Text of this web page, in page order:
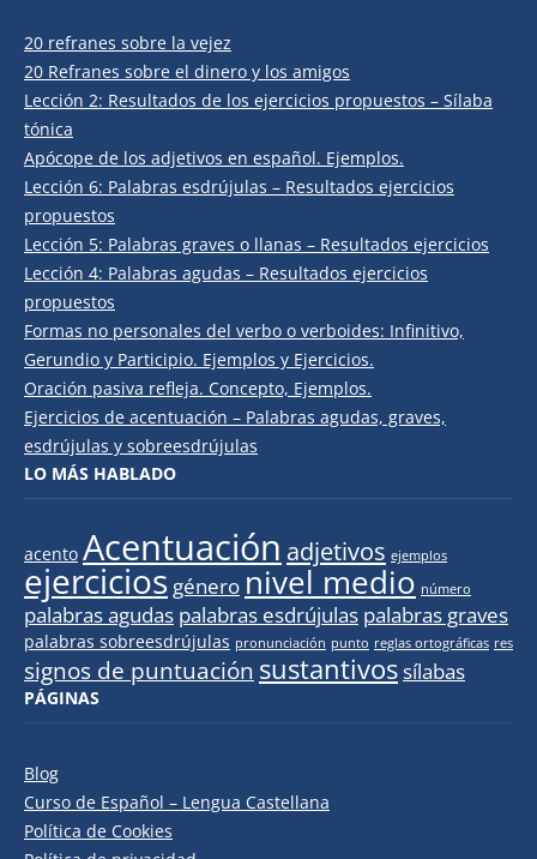
20 refranes sobre la vejez
20 Refranes sobre el dinero y los amigos
Lección 2: Resultados de los ejercicios propuestos – Sílaba
tónica
Apócope de los adjetivos en español. Ejemplos.
Lección 6: Palabras esdrújulas – Resultados ejercicios
propuestos
Lección 5: Palabras graves o llanas – Resultados ejercicios
Lección 4: Palabras agudas – Resultados ejercicios
propuestos
Formas no personales del verbo o verboides: Infinitivo,
Gerundio y Participio. Ejemplos y Ejercicios.
Oración pasiva refleja. Concepto, Ejemplos.
Ejercicios de acentuación – Palabras agudas, graves,
esdrújulas y sobreesdrújulas
LO MÁS HABLADO
acento Acentuación adjetivos ejemplos
ejercicios género nivel medio número
palabras agudas palabras esdrújulas palabras graves
palabras sobreesdrújulas pronunciación punto reglas ortográficas res
signos de puntuación sustantivossílabas
PÁGINAS
Blog
Curso de Español – Lengua Castellana
Política de Cookies